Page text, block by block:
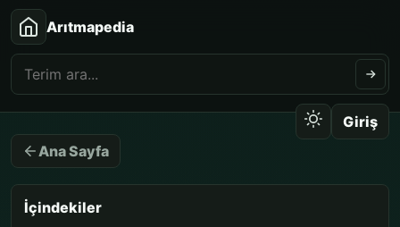
Arıtmapedia
Giriş
Ana Sayfa
İçindekiler